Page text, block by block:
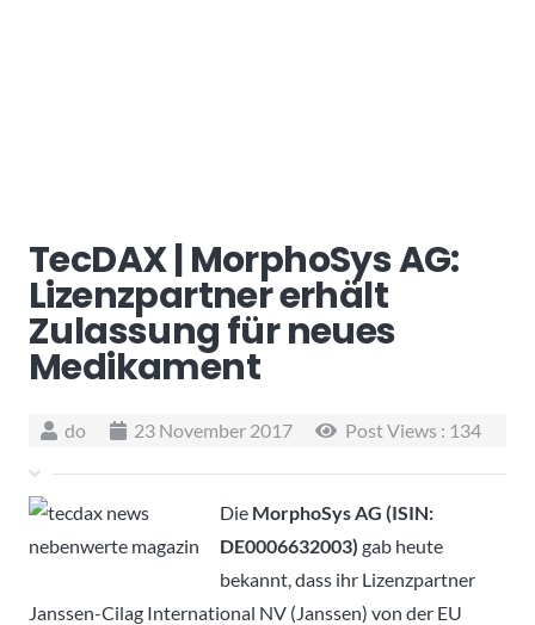
TecDAX | MorphoSys AG:
Lizenzpartner erhält
Zulassung für neues
Medikament
do 23 November 2017 Post Views : 134
Die MorphoSys AG (ISIN:
DE0006632003) gab heute
bekannt, dass ihr Lizenzpartner
Janssen-Cilag International NV (Janssen) von der EU